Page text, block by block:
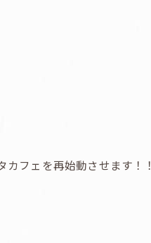
フェを再始動させます！！